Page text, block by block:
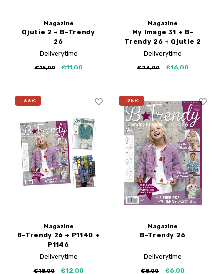
Magazine
Qjutie 2 + B-Trendy
26
Deliverytime
€15,00 €11,00
Magazine
My Image 31 + B-
Trendy 26 + Qjutie 2
Deliverytime
€24,00 €16,00
-33%
Magazine
B-Trendy 26 + P1140 +
P1146
Deliverytime
€18,00 €12,00
-25%
Magazine
B-Trendy 26
Deliverytime
€8,00 €6,00